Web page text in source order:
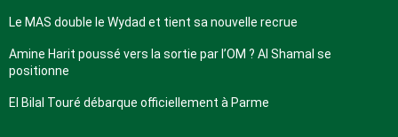
Le MAS double le Wydad et tient sa nouvelle recrue
Amine Harit poussé vers la sortie par l’OM ? Al Shamal se
positionne
El Bilal Touré débarque officiellement à Parme